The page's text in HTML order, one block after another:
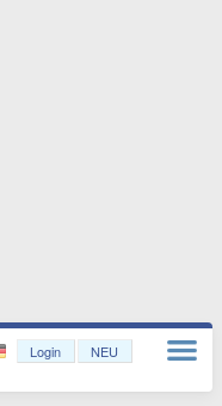
Login NEU